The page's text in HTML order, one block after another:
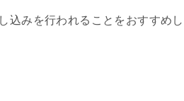
込みを行われることをおすすめし